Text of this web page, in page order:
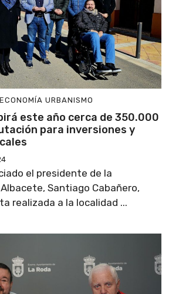
ECONOMÍA URBANISMO
este año cerca de 350.000
para inversiones y
el presidente de la
Santiago Cabañero,
realizada a la localidad ...